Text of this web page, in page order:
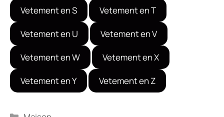
Vetement en S Vetement en T
Vetement en U Vetement en V
Vetement en W Vetement en X
Vetement en Y Vetement en Z